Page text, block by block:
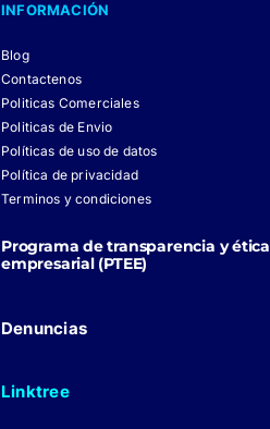
INFORMACIÓN
Blog
Contactenos
Politicas Comerciales
Politicas de Envio
Políticas de uso de datos
Política de privacidad
Terminos y condiciones
Programa de transparencia y ética
empresarial (PTEE)
Denuncias
Linktree